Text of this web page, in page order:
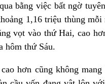
bằng việc bất ngờ
1,16 triệu thùng mỗi
vọt vào thứ Hai, cao
hôm thứ Sáu.
hơn cũng không